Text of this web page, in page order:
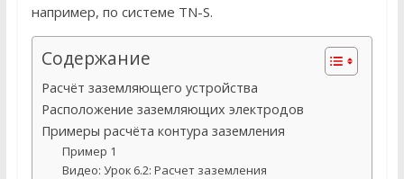
например, по системе TN-S.
Содержание
Расчёт заземляющего устройства
Расположение заземляющих электродов
Примеры расчёта контура заземления
Пример 1
Видео: Урок 6.2: Расчет заземления